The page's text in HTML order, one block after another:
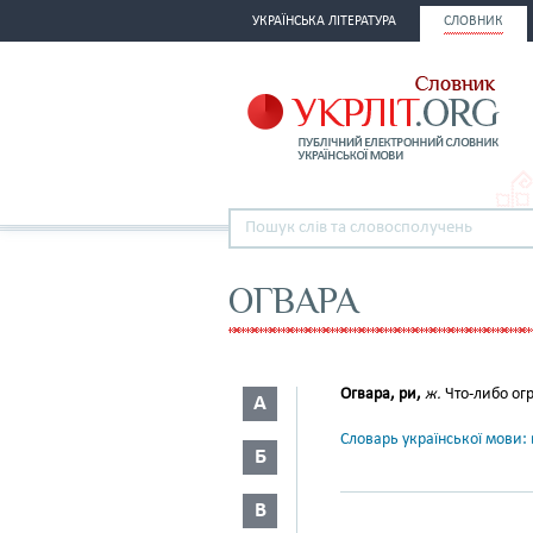
УКРАЇНСЬКА ЛІТЕРАТУРА СЛОВНИК
ОГВАРА
А
Б
В
Огвара, ри, ж. Что-либо
Словарь української